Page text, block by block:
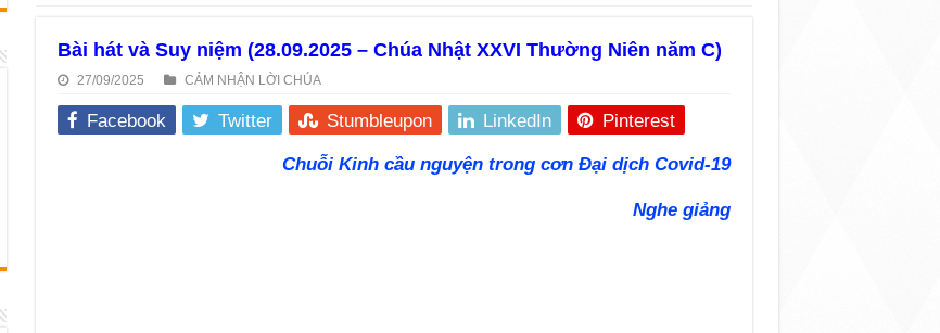
Bài hát và Suy niệm (28.09.2025 – Chúa Nhật XXVI Thường Niên năm C)
27/09/2025 CẢM NHẬN LỜI CHÚA
Facebook Twitter Stumbleupon LinkedIn Pinterest
Chuỗi Kinh cầu nguyện trong cơn Đại dịch Covid-19
Nghe giảng